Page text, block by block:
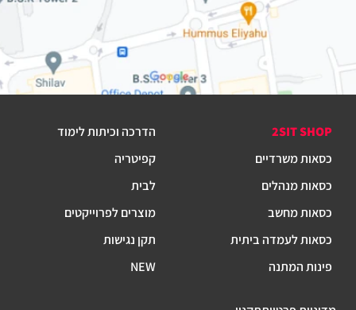
2SIT SHOP
כסאות משרדיים
כסאות מנהלים
כסאות מחשב
כסאות לעמדה ביתית
פינות המתנה
הדרכה וכיתות לימוד
קפיטריה
לבית
מוצרים לפרוייקטים
תקן נגישות
NEW